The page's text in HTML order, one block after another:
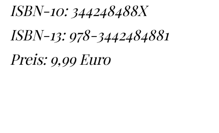
ISBN-10: 344248488X
ISBN-13: 978-3442484881
Preis: 9,99 Euro